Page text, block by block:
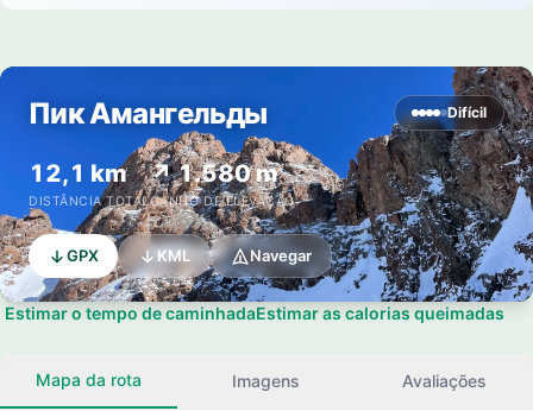
Пик Амангельды Difícil
12,1 km
DISTÂNCIA TOTAL
↗ 1.580 m
GANHO DE ELEVAÇÃO
GPX KML Navegar
Estimar o tempo de caminhadaEstimar as calorias queimadas
Mapa da rota Imagens Avaliações